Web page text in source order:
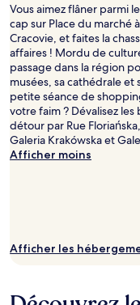
Vous aimez flâner parmi
cap sur Place du marché
Cracovie, et faites la
affaires ! Mordu de
passage dans la région
musées, sa cathédrale et
petite séance de
votre faim ? Dévalisez
détour par Rue
Galeria Krakówska et
Afficher moins
Afficher les